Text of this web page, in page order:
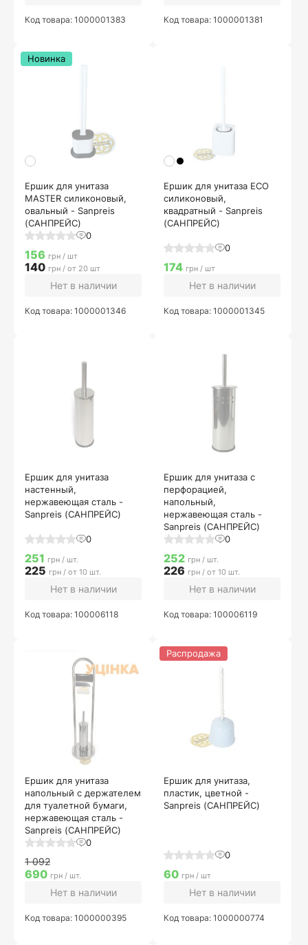
Код товара: 1000001383 Код товара: 1000001381
Ершик для унитаза
MASTER силиконовый,
овальный - Sanpreis
(САНПРЕЙС)
0
Новинка
156 грн / шт
140 грн / от 20 шт
Нет в наличии
Код товара: 1000001346
Ершик для унитаза ECO
силиконовый,
квадратный - Sanpreis
(САНПРЕЙС)
0
174 грн / шт
Нет в наличии
Код товара: 1000001345
Ершик для унитаза
настенный,
нержавеющая сталь -
Sanpreis (САНПРЕЙС)
0
251 грн / шт.
225 грн / от 10 шт.
Нет в наличии
Код товара: 100006118
Ершик для унитаза с
перфорацией,
напольный,
нержавеющая сталь -
Sanpreis (САНПРЕЙС)
0
252 грн / шт.
226 грн / от 10 шт.
Нет в наличии
Код товара: 100006119
Ершик для унитаза
напольный с держателем
для туалетной бумаги,
нержавеющая сталь -
Sanpreis (САНПРЕЙС)
0
1 092
690 грн / шт.
Нет в наличии
Код товара: 1000000395
Ершик для унитаза,
пластик, цветной -
Sanpreis (САНПРЕЙС)
0
Распродажа
60 грн / шт
Нет в наличии
Код товара: 1000000774